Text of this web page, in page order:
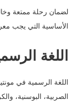
لضمان رحلة ممتعة
الأساسية التي يجب
اللغة
اللغة الرسمية في
الصربية، البوسنية،